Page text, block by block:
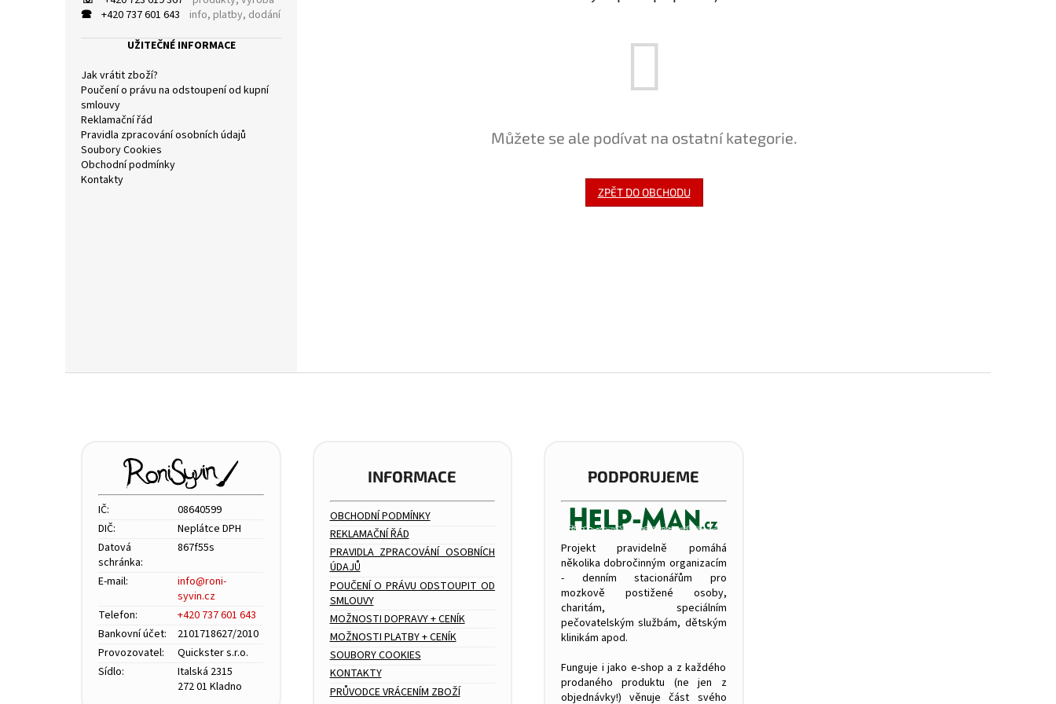
🕿 +420 737 601 643 info, platby, dodání
UŽITEČNÉ INFORMACE
Jak vrátit zboží?
Poučení o právu na odstoupení od kupní
smlouvy
Reklamační řád
Pravidla zpracování osobních údajů
Soubory Cookies
Obchodní podmínky
Kontakty
Můžete se ale podívat na ostatní kategorie.
ZPĚT DO OBCHODU
IČ:
08640599
DIČ:
Neplátce DPH
Datová
schránka:
867f55s
E-mail:
info@roni-
syvin.cz
Telefon:
+420 737 601 643
Bankovní účet:
2101718627/2010
Provozovatel:
Quickster s.r.o.
Sídlo:
Italská 2315
272 01 Kladno
INFORMACE
OBCHODNÍ PODMÍNKY
REKLAMAČNÍ ŘÁD
PRAVIDLA ZPRACOVÁNÍ OSOBNÍCH
ÚDAJŮ
POUČENÍ O PRÁVU ODSTOUPIT OD
SMLOUVY
MOŽNOSTI DOPRAVY + CENÍK
MOŽNOSTI PLATBY + CENÍK
SOUBORY COOKIES
KONTAKTY
PRŮVODCE VRÁCENÍM ZBOŽÍ
PODPORUJEME
Projekt pravidelně pomáhá
několika dobročinným organizacím
- denním stacionářům pro
mozkově postižené osoby,
charitám, speciálním
pečovatelským službám, dětským
klinikám apod.
Funguje i jako e-shop a z každého
prodaného produktu (ne jen z
objednávky!) věnuje část svého